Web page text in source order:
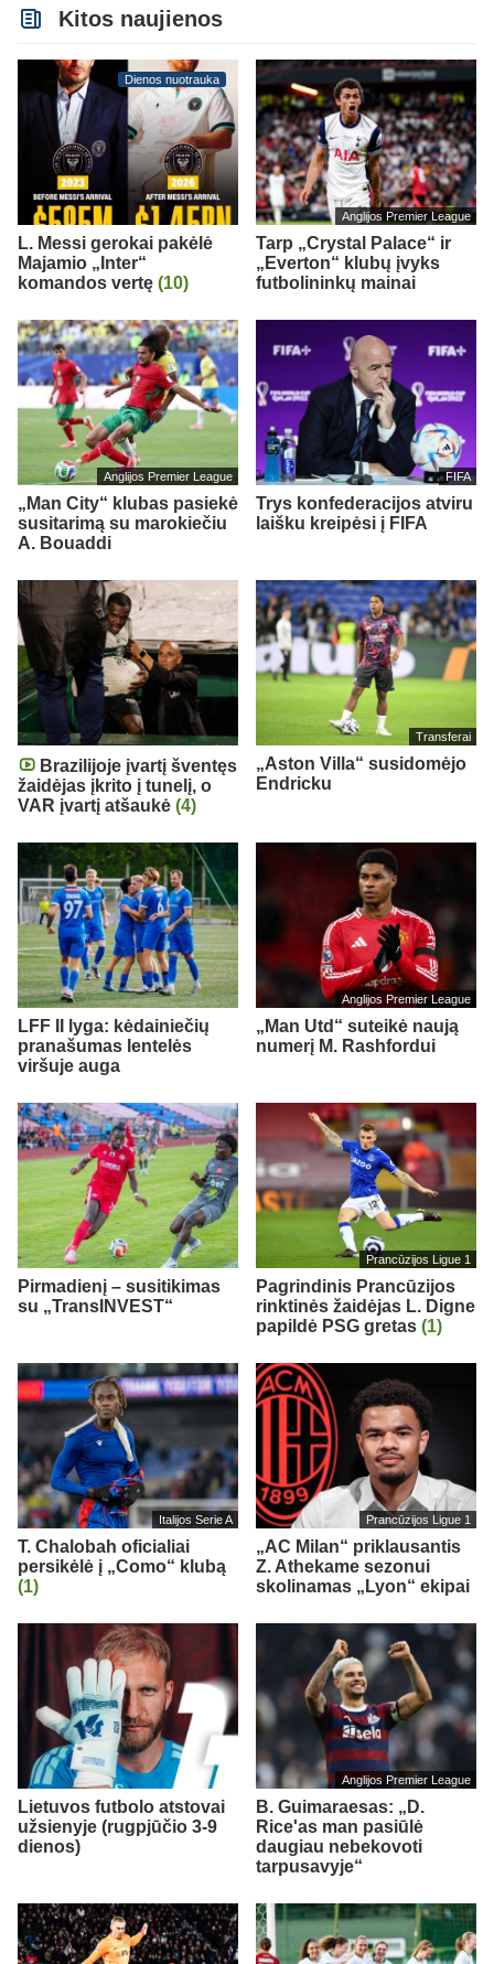
Kitos naujienos
Dienos nuotrauka
L. Messi gerokai pakėlė
Majamio „Inter“
komandos vertę (10)
Anglijos Premier League
Tarp „Crystal Palace“ ir
„Everton“ klubų įvyks
futbolininkų mainai
Anglijos Premier League
„Man City“ klubas pasiekė
susitarimą su marokiečiu
A. Bouaddi
FIFA
Trys konfederacijos atviru
laišku kreipėsi į FIFA
Brazilijoje įvartį šventęs
žaidėjas įkrito į tunelį, o
VAR įvartį atšaukė (4)
Transferai
„Aston Villa“ susidomėjo
Endricku
LFF II lyga: kėdainiečių
pranašumas lentelės
viršuje auga
Anglijos Premier League
„Man Utd“ suteikė naują
numerį M. Rashfordui
Pirmadienį – susitikimas
su „TransINVEST“
Prancūzijos Ligue 1
Pagrindinis Prancūzijos
rinktinės žaidėjas L. Digne
papildė PSG gretas (1)
Italijos Serie A
T. Chalobah oficialiai
persikėlė į „Como“ klubą
(1)
Prancūzijos Ligue 1
„AC Milan“ priklausantis
Z. Athekame sezonui
skolinamas „Lyon“ ekipai
Lietuvos futbolo atstovai
užsienyje (rugpjūčio 3-9
dienos)
Anglijos Premier League
B. Guimaraesas: „D.
Rice'as man pasiūlė
daugiau nebekovoti
tarpusavyje“